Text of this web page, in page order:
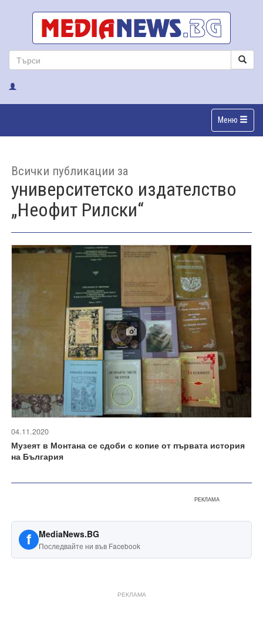
Меню
Всички публикации за
университетско издателство
„Неофит Рилски“
04.11.2020
Музеят в Монтана се сдоби с копие от първата история
на България
РЕКЛАМА
f MediaNews.BG
Последвайте ни във Facebook
РЕКЛАМА